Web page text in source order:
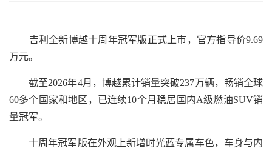
吉利全新博越十周年冠军版正式上市，官方指导价9.69
万元。
截至2026年4月，博越累计销量突破237万辆，畅销全球
60多个国家和地区，已连续10个月稳居国内A级燃油SUV销
量冠军。
十周年冠军版在外观上新增时光蓝专属车色，车身与内